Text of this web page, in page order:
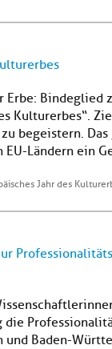
Erbe:
Kulturerbes“.
begeistern.
Ländern ein
Jahr des
die
Baden-